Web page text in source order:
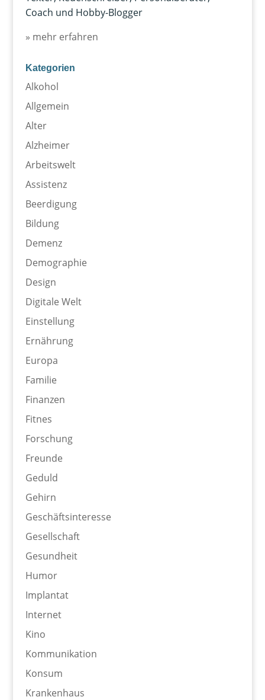
Coach und Hobby-Blogger
» mehr erfahren
Kategorien
Alkohol
Allgemein
Alter
Alzheimer
Arbeitswelt
Assistenz
Beerdigung
Bildung
Demenz
Demographie
Design
Digitale Welt
Einstellung
Ernährung
Europa
Familie
Finanzen
Fitnes
Forschung
Freunde
Geduld
Gehirn
Geschäftsinteresse
Gesellschaft
Gesundheit
Humor
Implantat
Internet
Kino
Kommunikation
Konsum
Krankenhaus